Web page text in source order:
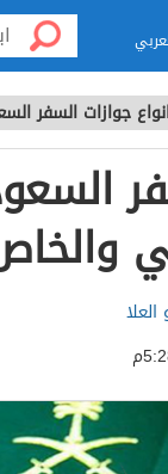
جوازات السفر